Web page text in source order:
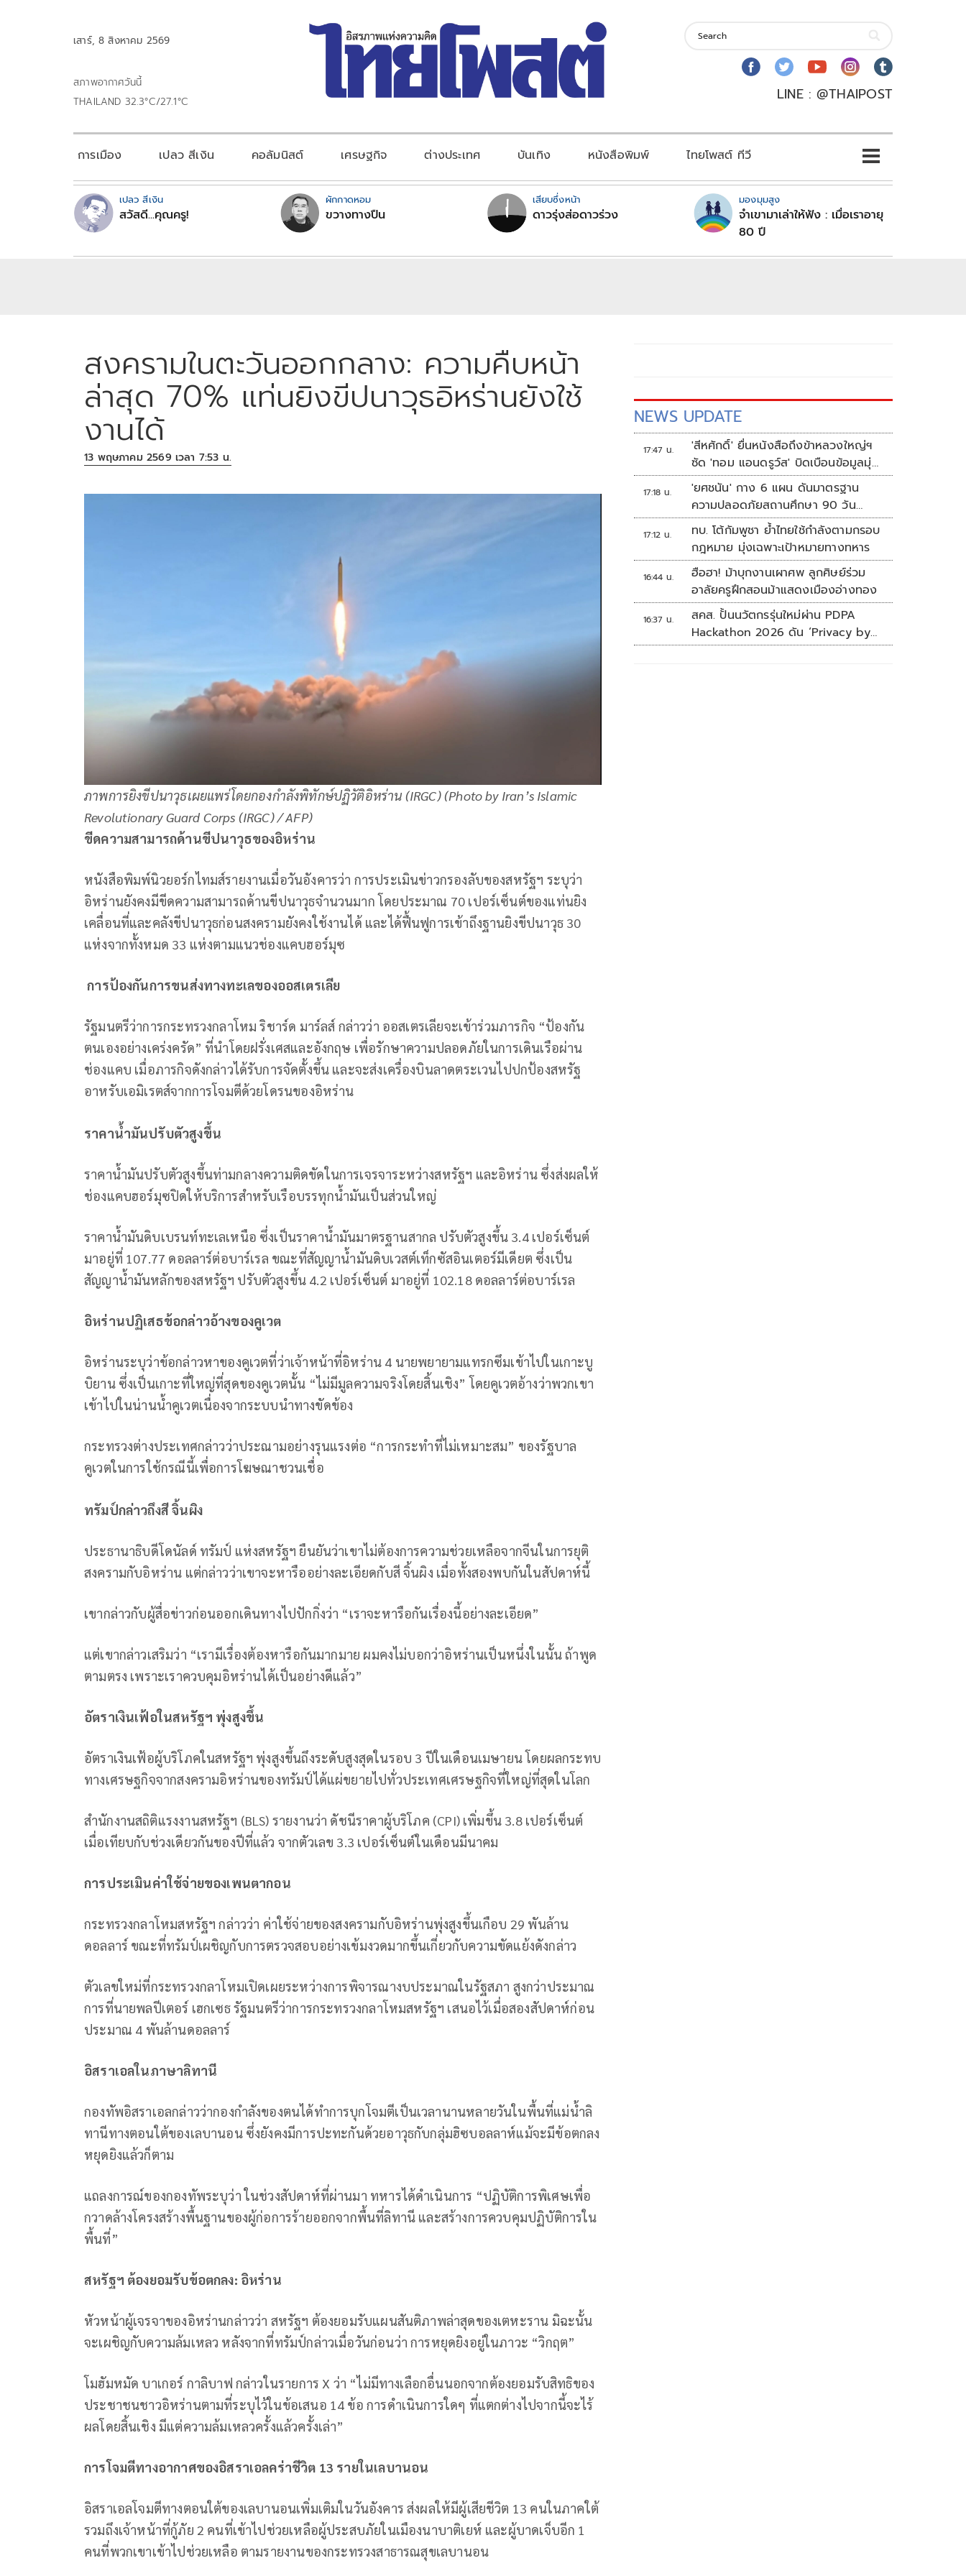
เสาร์, 8 สิงหาคม 2569
สภาพอากาศวันนี้
THAILAND 32.3°C/27.1°C
LINE : @THAIPOST
การเมือง เปลว สีเงิน คอลัมนิสต์ เศรษฐกิจ ต่างประเทศ บันเทิง หนังสือพิมพ์ ไทยโพสต์ ทีวี
เปลว สีเงิน
สวัสดี...คุณครู!
ผักกาดหอม
ขวางทางปืน
เสียบซึ่งหน้า
ดาวรุ่งส่อดาวร่วง
มองมุมสูง
จำเขามาเล่าให้ฟัง : เมื่อเราอายุ
80 ปี
สงครามในตะวันออกกลาง: ความคืบหน้า
ล่าสุด 70% แท่นยิงขีปนาวุธอิหร่านยังใช้
งานได้
13 พฤษภาคม 2569 เวลา 7:53 น.
ภาพการยิงขีปนาวุธเผยแพร่โดยกองกำลังพิทักษ์ปฏิวัติอิหร่าน (IRGC) (Photo by Iran’s Islamic
Revolutionary Guard Corps (IRGC) / AFP)
ขีดความสามารถด้านขีปนาวุธของอิหร่าน
หนังสือพิมพ์นิวยอร์กไทมส์รายงานเมื่อวันอังคารว่า การประเมินข่าวกรองลับของสหรัฐฯ ระบุว่า
อิหร่านยังคงมีขีดความสามารถด้านขีปนาวุธจำนวนมาก โดยประมาณ 70 เปอร์เซ็นต์ของแท่นยิง
เคลื่อนที่และคลังขีปนาวุธก่อนสงครามยังคงใช้งานได้ และได้ฟื้นฟูการเข้าถึงฐานยิงขีปนาวุธ 30
แห่งจากทั้งหมด 33 แห่งตามแนวช่องแคบฮอร์มุซ
การป้องกันการขนส่งทางทะเลของออสเตรเลีย
รัฐมนตรีว่าการกระทรวงกลาโหม ริชาร์ด มาร์ลส์ กล่าวว่า ออสเตรเลียจะเข้าร่วมภารกิจ “ป้องกัน
ตนเองอย่างเคร่งครัด” ที่นำโดยฝรั่งเศสและอังกฤษ เพื่อรักษาความปลอดภัยในการเดินเรือผ่าน
ช่องแคบ เมื่อภารกิจดังกล่าวได้รับการจัดตั้งขึ้น และจะส่งเครื่องบินลาดตระเวนไปปกป้องสหรัฐ
อาหรับเอมิเรตส์จากการโจมตีด้วยโดรนของอิหร่าน
ราคาน้ำมันปรับตัวสูงขึ้น
ราคาน้ำมันปรับตัวสูงขึ้นท่ามกลางความติดขัดในการเจรจาระหว่างสหรัฐฯ และอิหร่าน ซึ่งส่งผลให้
ช่องแคบฮอร์มุซปิดให้บริการสำหรับเรือบรรทุกน้ำมันเป็นส่วนใหญ่
ราคาน้ำมันดิบเบรนท์ทะเลเหนือ ซึ่งเป็นราคาน้ำมันมาตรฐานสากล ปรับตัวสูงขึ้น 3.4 เปอร์เซ็นต์
มาอยู่ที่ 107.77 ดอลลาร์ต่อบาร์เรล ขณะที่สัญญาน้ำมันดิบเวสต์เท็กซัสอินเตอร์มีเดียต ซึ่งเป็น
สัญญาน้ำมันหลักของสหรัฐฯ ปรับตัวสูงขึ้น 4.2 เปอร์เซ็นต์ มาอยู่ที่ 102.18 ดอลลาร์ต่อบาร์เรล
อิหร่านปฏิเสธข้อกล่าวอ้างของคูเวต
อิหร่านระบุว่าข้อกล่าวหาของคูเวตที่ว่าเจ้าหน้าที่อิหร่าน 4 นายพยายามแทรกซึมเข้าไปในเกาะบู
บิยาน ซึ่งเป็นเกาะที่ใหญ่ที่สุดของคูเวตนั้น “ไม่มีมูลความจริงโดยสิ้นเชิง” โดยคูเวตอ้างว่าพวกเขา
เข้าไปในน่านน้ำคูเวตเนื่องจากระบบนำทางขัดข้อง
กระทรวงต่างประเทศกล่าวว่าประณามอย่างรุนแรงต่อ “การกระทำที่ไม่เหมาะสม” ของรัฐบาล
คูเวตในการใช้กรณีนี้เพื่อการโฆษณาชวนเชื่อ
ทรัมป์กล่าวถึงสี จิ้นผิง
ประธานาธิบดีโดนัลด์ ทรัมป์ แห่งสหรัฐฯ ยืนยันว่าเขาไม่ต้องการความช่วยเหลือจากจีนในการยุติ
สงครามกับอิหร่าน แต่กล่าวว่าเขาจะหารืออย่างละเอียดกับสี จิ้นผิง เมื่อทั้งสองพบกันในสัปดาห์นี้
เขากล่าวกับผู้สื่อข่าวก่อนออกเดินทางไปปักกิ่งว่า “เราจะหารือกันเรื่องนี้อย่างละเอียด”
แต่เขากล่าวเสริมว่า “เรามีเรื่องต้องหารือกันมากมาย ผมคงไม่บอกว่าอิหร่านเป็นหนึ่งในนั้น ถ้าพูด
ตามตรง เพราะเราควบคุมอิหร่านได้เป็นอย่างดีแล้ว”
อัตราเงินเฟ้อในสหรัฐฯ พุ่งสูงขึ้น
อัตราเงินเฟ้อผู้บริโภคในสหรัฐฯ พุ่งสูงขึ้นถึงระดับสูงสุดในรอบ 3 ปีในเดือนเมษายน โดยผลกระทบ
ทางเศรษฐกิจจากสงครามอิหร่านของทรัมป์ได้แผ่ขยายไปทั่วประเทศเศรษฐกิจที่ใหญ่ที่สุดในโลก
สำนักงานสถิติแรงงานสหรัฐฯ (BLS) รายงานว่า ดัชนีราคาผู้บริโภค (CPI) เพิ่มขึ้น 3.8 เปอร์เซ็นต์
เมื่อเทียบกับช่วงเดียวกันของปีที่แล้ว จากตัวเลข 3.3 เปอร์เซ็นต์ในเดือนมีนาคม
การประเมินค่าใช้จ่ายของเพนตากอน
กระทรวงกลาโหมสหรัฐฯ กล่าวว่า ค่าใช้จ่ายของสงครามกับอิหร่านพุ่งสูงขึ้นเกือบ 29 พันล้าน
ดอลลาร์ ขณะที่ทรัมป์เผชิญกับการตรวจสอบอย่างเข้มงวดมากขึ้นเกี่ยวกับความขัดแย้งดังกล่าว
ตัวเลขใหม่ที่กระทรวงกลาโหมเปิดเผยระหว่างการพิจารณางบประมาณในรัฐสภา สูงกว่าประมาณ
การที่นายพลปีเตอร์ เฮกเซธ รัฐมนตรีว่าการกระทรวงกลาโหมสหรัฐฯ เสนอไว้เมื่อสองสัปดาห์ก่อน
ประมาณ 4 พันล้านดอลลาร์
อิสราเอลในภาษาลิทานี
กองทัพอิสราเอลกล่าวว่ากองกำลังของตนได้ทำการบุกโจมตีเป็นเวลานานหลายวันในพื้นที่แม่น้ำลิ
ทานีทางตอนใต้ของเลบานอน ซึ่งยังคงมีการปะทะกันด้วยอาวุธกับกลุ่มฮิซบอลลาห์แม้จะมีข้อตกลง
หยุดยิงแล้วก็ตาม
แถลงการณ์ของกองทัพระบุว่า ในช่วงสัปดาห์ที่ผ่านมา ทหารได้ดำเนินการ “ปฏิบัติการพิเศษเพื่อ
กวาดล้างโครงสร้างพื้นฐานของผู้ก่อการร้ายออกจากพื้นที่ลิทานี และสร้างการควบคุมปฏิบัติการใน
พื้นที่”
สหรัฐฯ ต้องยอมรับข้อตกลง: อิหร่าน
หัวหน้าผู้เจรจาของอิหร่านกล่าวว่า สหรัฐฯ ต้องยอมรับแผนสันติภาพล่าสุดของเตหะราน มิฉะนั้น
จะเผชิญกับความล้มเหลว หลังจากที่ทรัมป์กล่าวเมื่อวันก่อนว่า การหยุดยิงอยู่ในภาวะ “วิกฤต”
โมฮัมหมัด บาเกอร์ กาลิบาฟ กล่าวในรายการ X ว่า “ไม่มีทางเลือกอื่นนอกจากต้องยอมรับสิทธิของ
ประชาชนชาวอิหร่านตามที่ระบุไว้ในข้อเสนอ 14 ข้อ การดำเนินการใดๆ ที่แตกต่างไปจากนี้จะไร้
ผลโดยสิ้นเชิง มีแต่ความล้มเหลวครั้งแล้วครั้งเล่า”
การโจมตีทางอากาศของอิสราเอลคร่าชีวิต 13 รายในเลบานอน
อิสราเอลโจมตีทางตอนใต้ของเลบานอนเพิ่มเติมในวันอังคาร ส่งผลให้มีผู้เสียชีวิต 13 คนในภาคใต้
รวมถึงเจ้าหน้าที่กู้ภัย 2 คนที่เข้าไปช่วยเหลือผู้ประสบภัยในเมืองนาบาติเยห์ และผู้บาดเจ็บอีก 1
คนที่พวกเขาเข้าไปช่วยเหลือ ตามรายงานของกระทรวงสาธารณสุขเลบานอน
NEWS UPDATE
17:47 น.
'สีหศักดิ์' ยื่นหนังสือถึงข้าหลวงใหญ่ฯ
ซัด 'ทอม แอนดรูว์ส' บิดเบือนข้อมูลมุ่ง
แสวงหาผลประโยชน์ทางการเมือง
17:18 น.
'ยศชนัน' กาง 6 แผน ดันมาตรฐาน
ความปลอดภัยสถานศึกษา 90 วัน
ป้องกันก่อเหตุรุนแรง
17:12 น.
ทบ. โต้กัมพูชา ย้ำไทยใช้กำลังตามกรอบ
กฎหมาย มุ่งเฉพาะเป้าหมายทางทหาร
16:44 น.
ฮือฮา! ม้าบุกงานเผาศพ ลูกศิษย์ร่วม
อาลัยครูฝึกสอนม้าแสดงเมืองอ่างทอง
16:37 น.
สคส. ปั้นนวัตกรรุ่นใหม่ผ่าน PDPA
Hackathon 2026 ดัน ‘Privacy by
Design for all’ สู่โซลูชันคุ้มครอง